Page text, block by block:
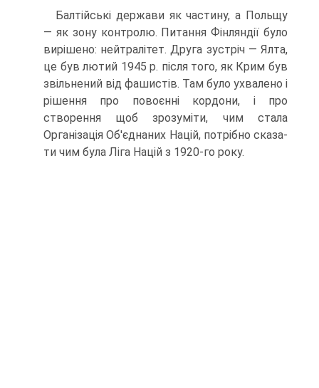
Балтійські держави як частину, а Польщу
— як зону контролю. Питання Фінляндії було
вирішено: нейтралі­тет. Друга зустріч — Ялта,
це був лютий 1945 р. після того, як Крим був
звільнений від фашистів. Там було ух­валено і
рішення про повоєнні кордони, і про
створення щоб зрозуміти, чим стала
Організація Об'єднаних Націй, потрібно сказа­
ти чим була Ліга Націй з 1920-го року.